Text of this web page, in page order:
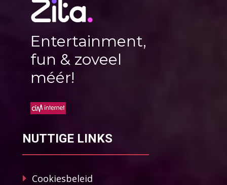
Entertainment,
fun & zoveel
méér!
NUTTIGE LINKS
Cookiesbeleid